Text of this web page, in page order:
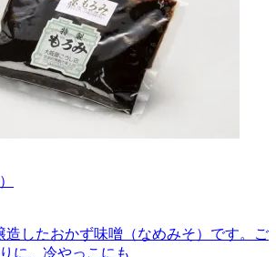
造したおかず味噌（なめみそ）です。ご
に、冷やっこにも